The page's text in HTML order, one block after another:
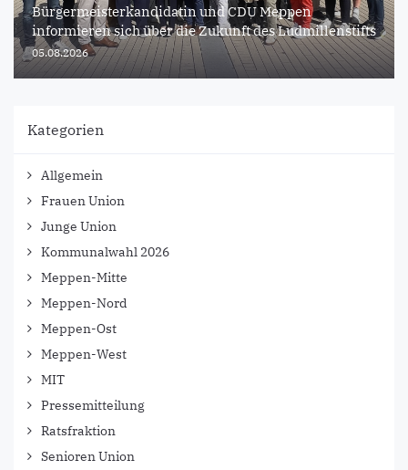
Bürgermeisterkandidatin und CDU Meppen
informieren sich über die Zukunft des Ludmillenstifts
05.08.2026
Kategorien
Allgemein
Frauen Union
Junge Union
Kommunalwahl 2026
Meppen-Mitte
Meppen-Nord
Meppen-Ost
Meppen-West
MIT
Pressemitteilung
Ratsfraktion
Senioren Union